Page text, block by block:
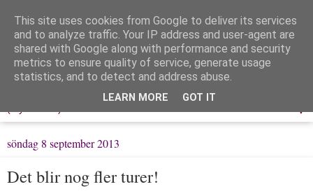
Löpning & Livet
Mitt liv, mina tankar & min träning
▼
söndag 8 september 2013
Det blir nog fler turer!
This site uses cookies from Google to deliver its services
and to analyze traffic. Your IP address and user-agent are
shared with Google along with performance and security
metrics to ensure quality of service, generate usage
statistics, and to detect and address abuse.
LEARN MORE GOT IT